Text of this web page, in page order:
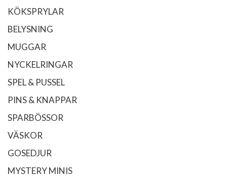
KÖKSPRYLAR
BELYSNING
MUGGAR
NYCKELRINGAR
SPEL & PUSSEL
PINS & KNAPPAR
SPARBÖSSOR
VÄSKOR
GOSEDJUR
MYSTERY MINIS